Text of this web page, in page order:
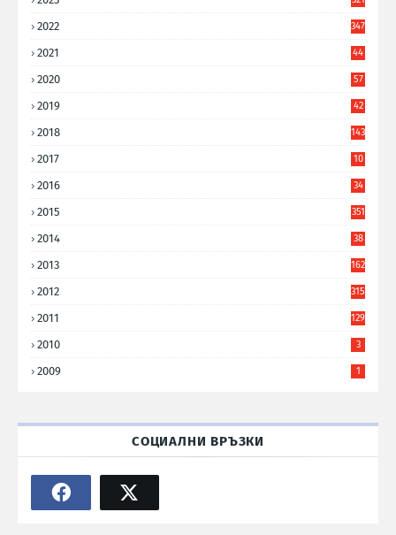
2022 347
2021
44
2020
57
2019
42
2018 143
2017
10
2016
34
2015 351
2014
38
2013 162
2012 315
2011 129
2010 3
2009 1
СОЦИАЛНИ ВРЪЗКИ